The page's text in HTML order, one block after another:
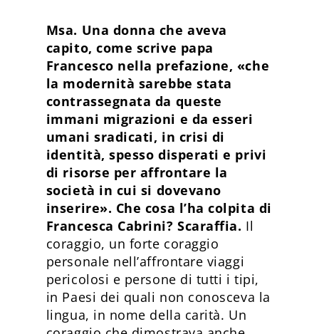
Msa. Una donna che aveva
capito, come scrive papa
Francesco nella prefazione, «che
la modernità sarebbe stata
contrassegnata da queste
immani migrazioni e da esseri
umani sradicati, in crisi di
identità, spesso disperati e privi
di risorse per affrontare la
società in cui si dovevano
inserire». Che cosa l’ha colpita di
Francesca Cabrini? Scaraffia. Il
coraggio, un forte coraggio
personale nell’affrontare viaggi
pericolosi e persone di tutti i tipi,
in Paesi dei quali non conosceva la
lingua, in nome della carità. Un